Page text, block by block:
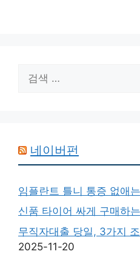
색:
네이버펀
임플란트 틀니 통증 없애
신품 타이어 싸게 구매하
무직자대출 당일, 3가지
2025-11-20